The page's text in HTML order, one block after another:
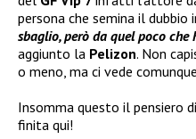
persona che semina il dubbio
sbaglio, però da quel poco che
aggiunto la Pelizon. Non
o meno, ma ci vede
Insomma questo il pensiero di
finita qui!